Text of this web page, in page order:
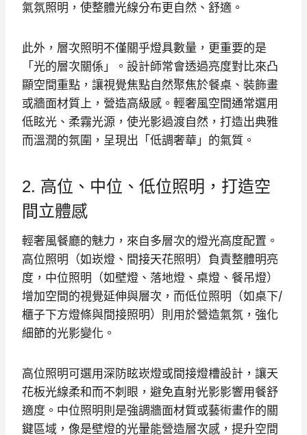
氣氛照明，使整體光線分布更自然、舒適。
此外，層次照明不僅關乎燈具數量，更重要的是
「光的層次關係」。設計師常會透過亮度對比來凸
顯空間重點，讓視覺焦點自然聚焦於餐桌、裝飾畫
或牆面材質上，營造高級感。輕奢風空間通常選用
低眩光、柔霧光源，使光影過渡自然，打造出典雅
而溫潤的氛圍，呈現出「低調奢華」的氣質。
2. 高位、中位、低位照明，打造空
間立體感
輕奢風餐廳的魅力，來自多層次的燈光高度配置。
高位照明（如崁燈、間接天花照明）負責整體明亮
度，中位照明（如壁燈、落地燈、桌燈、餐吊燈）
增加空間的視覺延伸與層次，而低位照明（如桌下/
櫃子下方燈條與間接照明）則用於營造氣氛，強化
細節的光影變化。
高位照明可選用深防眩崁燈或間接燈槽設計，讓天
花板光線柔和而不刺眼，避免直射光影影響用餐舒
適度。中位照明則是強調牆面材質或藝術畫作的關
鍵區域，像是壁燈的光暈能營造層次感，提升空間